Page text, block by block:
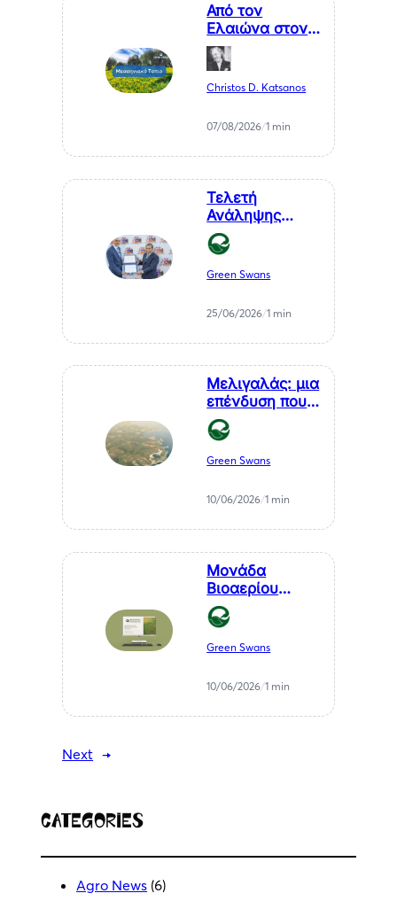
Από τον
Ελαιώνα στον
Επισκέπτη. Η
Κυκλική
Οικονομία ως
Κλειδί για το
Μεσσηνίας
Christos D. Katsanos
07/08/2026/1 min
Τελετή
Ανάληψης
Καθηκόντων
του Επίτιμου
Προξένου της
Δημοκρατίας
Θεσσαλονίκη, κ.
Αθανάσιου
Green Swans
25/06/2026/1 min
Μελιγαλάς: μια
επένδυση που
μετατρέπει ένα
χρόνιο
πρόβλημα της
καθαρή
ενέργεια
Green Swans
10/06/2026/1 min
Μονάδα
Βιοαερίου
Βιοστερεά Α.Ε.
στον Μελιγαλά
Green Swans
10/06/2026/1 min
Next →
Categories
Agro News (6)